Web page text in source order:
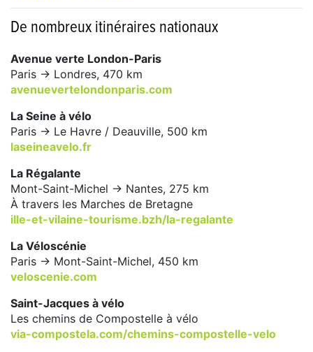
De nombreux itinéraires nationaux
Avenue verte London-Paris
Paris -> Londres, 470 km
avenuevertelondonparis.com
La Seine à vélo
Paris -> Le Havre / Deauville, 500 km
laseineavelo.fr
La Régalante
Mont-Saint-Michel -> Nantes, 275 km
À travers les Marches de Bretagne
ille-et-vilaine-tourisme.bzh/la-regalante
La Véloscénie
Paris -> Mont-Saint-Michel, 450 km
veloscenie.com
Saint-Jacques à vélo
Les chemins de Compostelle à vélo
via-compostela.com/chemins-compostelle-velo